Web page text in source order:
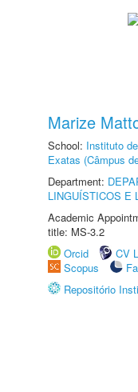
Marize
School: Instituto
Exatas (Câmpus
Department:
LINGUÍSTICOS E
Academic
title: MS-3.2
Orcid
CV
Scopus
Repositório